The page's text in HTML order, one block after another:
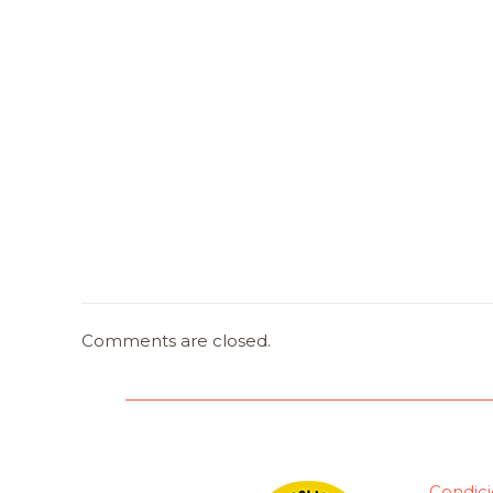
Comments are closed.